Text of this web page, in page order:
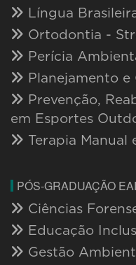
Língua
Ortodontia -
Perícia
Planejamento e
Prevenção,
em Esportes
Terapia Manual
PÓS-GRADUAÇÃO
Ciências
Educação
Gestão